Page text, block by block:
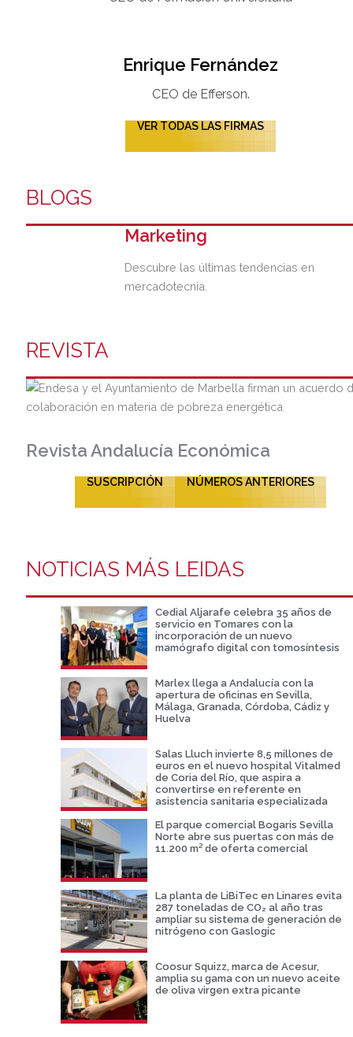
Enrique Fernández
CEO de Efferson.
VER TODAS LAS FIRMAS
BLOGS
Marketing
Descubre las últimas tendencias en
mercadotecnia.
REVISTA
Revista Andalucía Económica
SUSCRIPCIÓN NÚMEROS ANTERIORES
NOTICIAS MÁS LEIDAS
Cedial Aljarafe celebra 35 años de
servicio en Tomares con la
incorporación de un nuevo
mamógrafo digital con tomosíntesis
Marlex llega a Andalucía con la
apertura de oficinas en Sevilla,
Málaga, Granada, Córdoba, Cádiz y
Huelva
Salas Lluch invierte 8,5 millones de
euros en el nuevo hospital Vitalmed
de Coria del Río, que aspira a
convertirse en referente en
asistencia sanitaria especializada
El parque comercial Bogaris Sevilla
Norte abre sus puertas con más de
11.200 m² de oferta comercial
La planta de LiBiTec en Linares evita
287 toneladas de CO₂ al año tras
ampliar su sistema de generación de
nitrógeno con Gaslogic
Coosur Squizz, marca de Acesur,
amplia su gama con un nuevo aceite
de oliva virgen extra picante